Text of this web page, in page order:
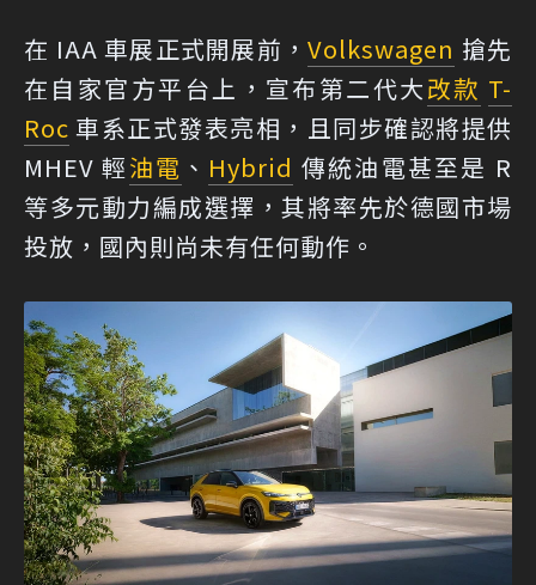
在 IAA 車展正式開展前，Volkswagen 搶先
在自家官方平台上，宣布第二代大改款 T-
Roc 車系正式發表亮相，且同步確認將提供
MHEV 輕油電 、 Hybrid 傳統油電甚至是 R
等多元動力編成選擇，其將率先於德國市場
投放，國內則尚未有任何動作。